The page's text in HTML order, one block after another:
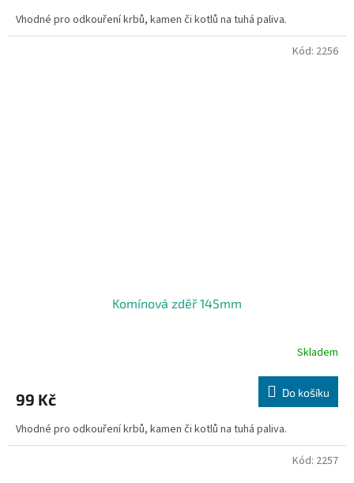
Vhodné pro odkouření krbů, kamen či kotlů na tuhá paliva.
Komínová zděř 145mm
Skladem
99 Kč Do košíku
Vhodné pro odkouření krbů, kamen či kotlů na tuhá paliva.
Kód: 2256
Kód: 2257